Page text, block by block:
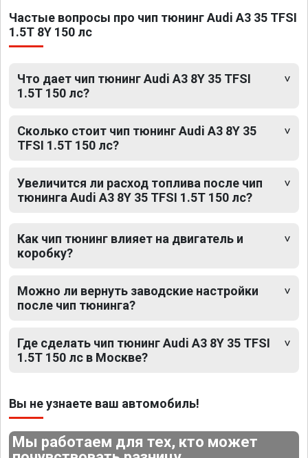
Частые вопросы про чип тюнинг Audi A3 35 TFSI
1.5T 8Y 150 лс
Что дает чип тюнинг Audi A3 8Y 35 TFSI
1.5T 150 лс?
Сколько стоит чип тюнинг Audi A3 8Y 35
TFSI 1.5T 150 лс?
Увеличится ли расход топлива после чип
тюнинга Audi A3 8Y 35 TFSI 1.5T 150 лс?
Как чип тюнинг влияет на двигатель и
коробку?
Можно ли вернуть заводские настройки
после чип тюнинга?
Где сделать чип тюнинг Audi A3 8Y 35 TFSI
1.5T 150 лс в Москве?
Вы не узнаете ваш автомобиль!
Мы работаем для тех, кто может